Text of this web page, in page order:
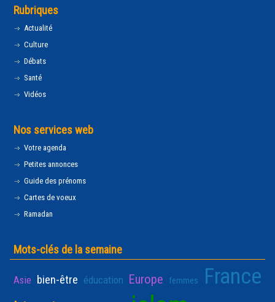
Rubriques
Actualité
Culture
Débats
Santé
Vidéos
Nos services web
Votre agenda
Petites annonces
Guide des prénoms
Cartes de voeux
Ramadan
Mots-clés de la semaine
Asie bien-être éducation Europe femmes France